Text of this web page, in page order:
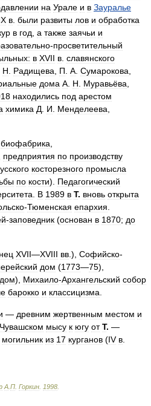
на Урале и в Зауралье
в были развиты лов и обработка
в год а также заячьи и
-просветительный
в XVII в славянского
Н Радищева П А Сумарокова
дома А Н Муравьёва
находились под арестом
химика Д И Менделеева
биофабрика
предприятия по производству
косторезного промысла
по кости). Педагогический
В 1989 в Т. вновь открыта
-Тюменская епархия
-заповедник (основан в 1870; до
XVII—XVIII вв .), Софийско-
дом (1773—75),
), Михаило-Архангельский собор
барокко и классицизма
— древним жертвенным местом и
Чувашском мысу к югу от Т. —
могильник из 17 курганов (IV в
А П Горкин 1998